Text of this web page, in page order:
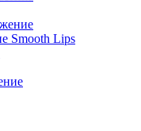
Smooth Lips